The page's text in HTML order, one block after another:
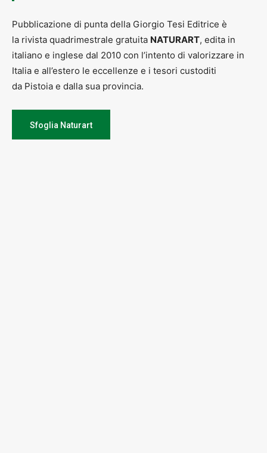
Pubblicazione di punta della Giorgio Tesi Editrice è
la rivista quadrimestrale gratuita NATURART, edita in
italiano e inglese dal 2010 con l’intento di valorizzare in
Italia e all’estero le eccellenze e i tesori custoditi
da Pistoia e dalla sua provincia.
Sfoglia Naturart